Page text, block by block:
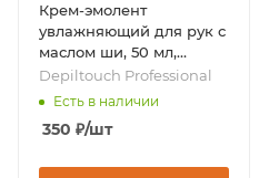
Крем-эмолент
увлажняющий для рук с
маслом ши, 50 мл,
бренд - Depiltouch
Professional
Depiltouch Professional
Есть в наличии
350 ₽/шт